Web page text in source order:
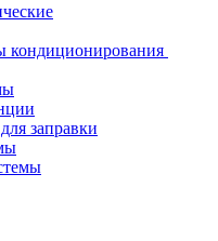
кондиционирования
заправки